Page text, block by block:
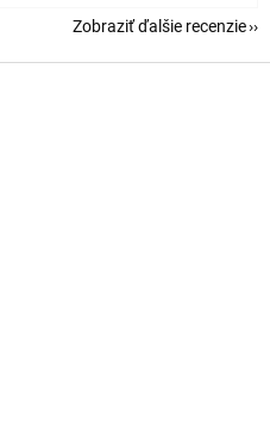
Zobraziť ďalšie recenzie